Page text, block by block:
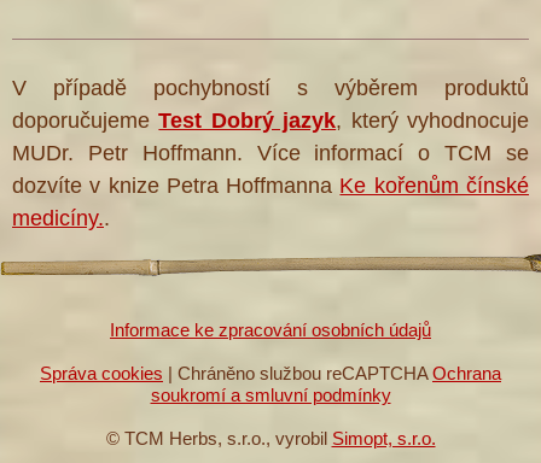
V případě pochybností s výběrem produktů
doporučujemeTest Dobrý jazyk, který vyhodnocuje
MUDr. Petr Hoffmann. Více informací o TCM se
dozvíte v knize Petra Hoffmanna Ke kořenům čínské
medicíny..
Informace ke zpracování osobních údajů
Správa cookies | Chráněno službou reCAPTCHAOchrana
soukromí a smluvní podmínky
© TCM Herbs, s.r.o., vyrobil Simopt, s.r.o.